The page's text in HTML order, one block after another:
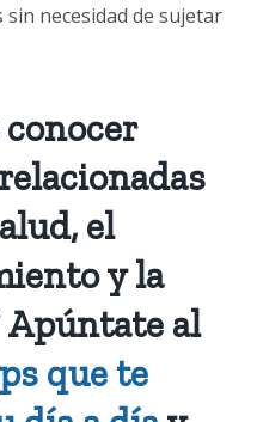
necesidad de sujetar
el
y la
Apúntate al
que te